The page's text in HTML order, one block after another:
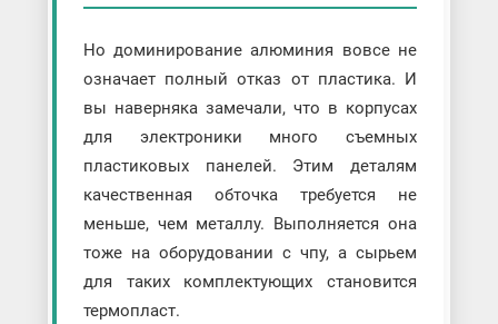
Но доминирование алюминия вовсе не
означает полный отказ от пластика. И
вы наверняка замечали, что в корпусах
для электроники много съемных
пластиковых панелей. Этим деталям
качественная обточка требуется не
меньше, чем металлу. Выполняется она
тоже на оборудовании с чпу, а сырьем
для таких комплектующих становится
термопласт.